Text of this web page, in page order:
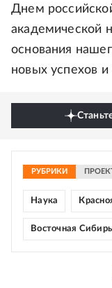
Днем
академической
основания
новых успехов
РУБРИКИ
Наука
Восточная Сибирь